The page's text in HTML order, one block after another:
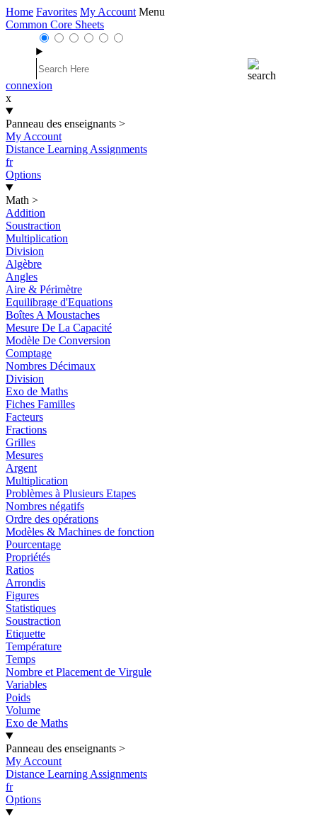
Home Favorites My Account Menu
Common Core Sheets
connexion
x
Panneau des enseignants >
My Account
Distance Learning Assignments
fr
Options
Math >
Addition
Soustraction
Multiplication
Division
Algèbre
Angles
Aire & Périmètre
Equilibrage d'Equations
Boîtes A Moustaches
Mesure De La Capacité
Modèle De Conversion
Comptage
Nombres Décimaux
Division
Exo de Maths
Fiches Familles
Facteurs
Fractions
Grilles
Mesures
Argent
Multiplication
Problèmes à Plusieurs Etapes
Nombres négatifs
Ordre des opérations
Modèles & Machines de fonction
Pourcentage
Propriétés
Ratios
Arrondis
Figures
Statistiques
Soustraction
Etiquette
Température
Temps
Nombre et Placement de Virgule
Variables
Poids
Volume
Exo de Maths
Panneau des enseignants >
My Account
Distance Learning Assignments
fr
Options